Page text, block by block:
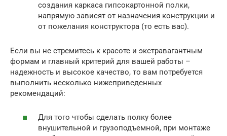
создания каркаса гипсокартонной полки,
напрямую зависят от назначения конструкции и
от пожелания конструктора (то есть вас).
Если вы не стремитесь к красоте и экстравагантным
формам и главный критерий для вашей работы –
надежность и высокое качество, то вам потребуется
выполнить несколько нижеприведенных
рекомендаций:
Для того чтобы сделать полку более
внушительной и грузоподъемной, при монтаже